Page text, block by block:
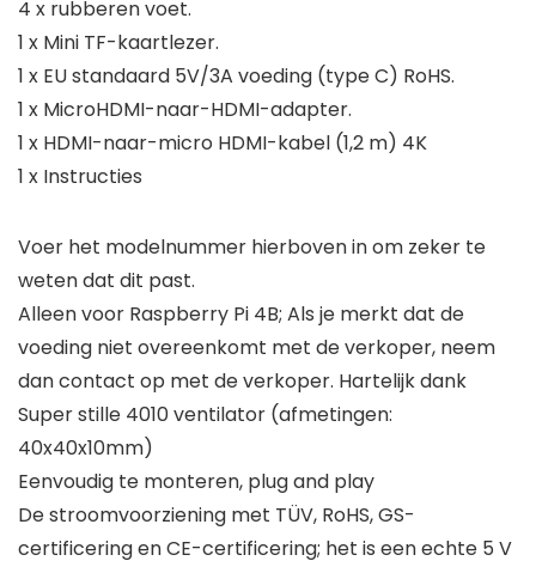
4 x rubberen voet.
1 x Mini TF-kaartlezer.
1 x EU standaard 5V/3A voeding (type C) RoHS.
1 x MicroHDMI-naar-HDMI-adapter.
1 x HDMI-naar-micro HDMI-kabel (1,2 m) 4K
1 x Instructies
Voer het modelnummer hierboven in om zeker te
weten dat dit past.
Alleen voor Raspberry Pi 4B; Als je merkt dat de
voeding niet overeenkomt met de verkoper, neem
dan contact op met de verkoper. Hartelijk dank
Super stille 4010 ventilator (afmetingen:
40x40x10mm)
Eenvoudig te monteren, plug and play
De stroomvoorziening met TÜV, RoHS, GS-
certificering en CE-certificering; het is een echte 5 V